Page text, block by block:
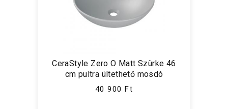
CeraStyle Zero O Matt Szürke 46
cm pultra ültethető mosdó
40 900 Ft